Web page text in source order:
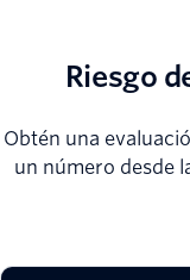
Riesgo
Obtén una
un número desde